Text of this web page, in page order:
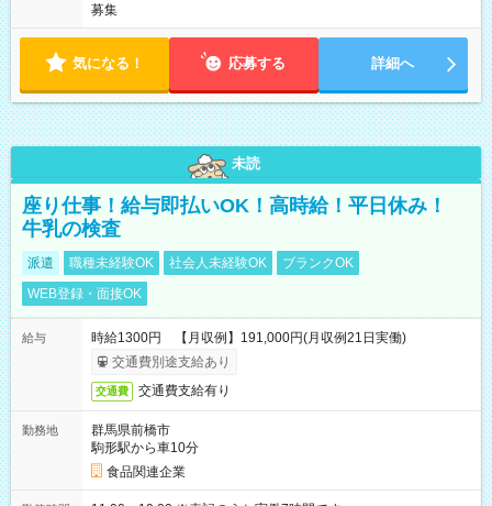
募集
気になる！ 応募する 詳細へ
未読
座り仕事！給与即払いOK！高時給！平日休み！
牛乳の検査
派遣 職種未経験OK 社会人未経験OK
ブランクOK
WEB登録・面接OK
給与
時給1300円 【月収例】191,000円(月収例21日実働)
交通費別途支給あり
交通費 交通費支給有り
勤務地
群馬県前橋市
駒形駅から車10分
食品関連企業